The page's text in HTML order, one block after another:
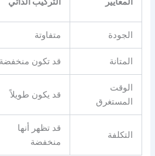
الجودة متفاوتة
المتانة قد تكون منخفضة
الوقت
المستغرق
قد يكون طويلاً
التكلفة
قد تظهر أنها
منخفضة